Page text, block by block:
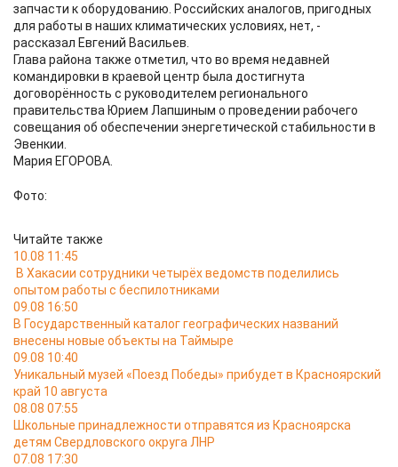
запчасти к оборудованию. Российских аналогов, пригодных
для работы в наших климатических условиях, нет, -
рассказал Евгений Васильев.
Глава района также отметил, что во время недавней
командировки в краевой центр была достигнута
договорённость с руководителем регионального
правительства Юрием Лапшиным о проведении рабочего
совещания об обеспечении энергетической стабильности в
Эвенкии.
Мария ЕГОРОВА.
Фото:
Читайте также
10.08 11:45
В Хакасии сотрудники четырёх ведомств поделились
опытом работы с беспилотниками
09.08 16:50
В Государственный каталог географических названий
внесены новые объекты на Таймыре
09.08 10:40
Уникальный музей «Поезд Победы» прибудет в Красноярский
край 10 августа
08.08 07:55
Школьные принадлежности отправятся из Красноярска
детям Свердловского округа ЛНР
07.08 17:30